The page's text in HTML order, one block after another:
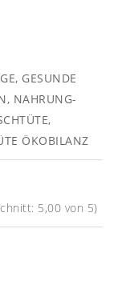
, GESUNDE
, NAHRUNG-
,
ÖKOBILANZ
5,00 von 5)